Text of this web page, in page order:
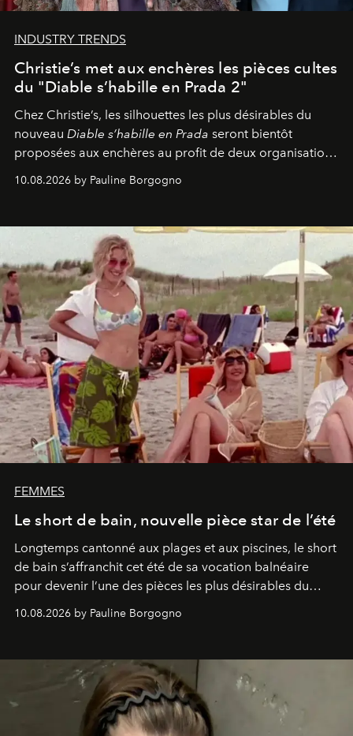
INDUSTRY TRENDS
Christie’s met aux enchères les pièces cultes
du "Diable s’habille en Prada 2"
Chez Christie’s, les silhouettes les plus désirables du
nouveau Diable s’habille en Prada seront bientôt
proposées aux enchères au profit de deux organisations
engagées pour la presse et la mode.
10.08.2026 by Pauline Borgogno
FEMMES
Le short de bain, nouvelle pièce star de l’été
Longtemps cantonné aux plages et aux piscines, le short
de bain s’affranchit cet été de sa vocation balnéaire
pour devenir l’une des pièces les plus désirables du
10.08.2026 by Pauline Borgogno